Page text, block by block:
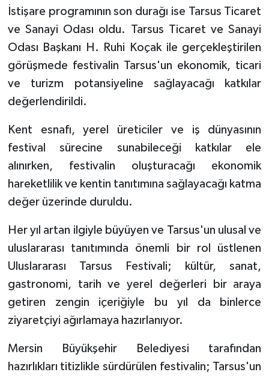
İstişare programının son durağı ise Tarsus Ticaret
ve Sanayi Odası oldu. Tarsus Ticaret ve Sanayi
Odası Başkanı H. Ruhi Koçak ile gerçekleştirilen
görüşmede festivalin Tarsus'un ekonomik, ticari
ve turizm potansiyeline sağlayacağı katkılar
değerlendirildi.
Kent esnafı, yerel üreticiler ve iş dünyasının
festival sürecine sunabileceği katkılar ele
alınırken, festivalin oluşturacağı ekonomik
hareketlilik ve kentin tanıtımına sağlayacağı katma
değer üzerinde duruldu.
Her yıl artan ilgiyle büyüyen ve Tarsus'un ulusal ve
uluslararası tanıtımında önemli bir rol üstlenen
Uluslararası Tarsus Festivali; kültür, sanat,
gastronomi, tarih ve yerel değerleri bir araya
getiren zengin içeriğiyle bu yıl da binlerce
ziyaretçiyi ağırlamaya hazırlanıyor.
Mersin Büyükşehir Belediyesi tarafından
hazırlıkları titizlikle sürdürülen festivalin; Tarsus'un